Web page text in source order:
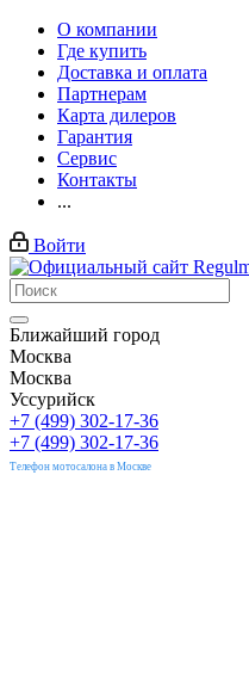
О компании
Где купить
Доставка и оплата
Партнерам
Карта дилеров
Гарантия
Сервис
Контакты
...
Войти
Ближайший город
Москва
Москва
Уссурийск
+7 (499) 302-17-36
+7 (499) 302-17-36
Телефон мотосалона в Москве